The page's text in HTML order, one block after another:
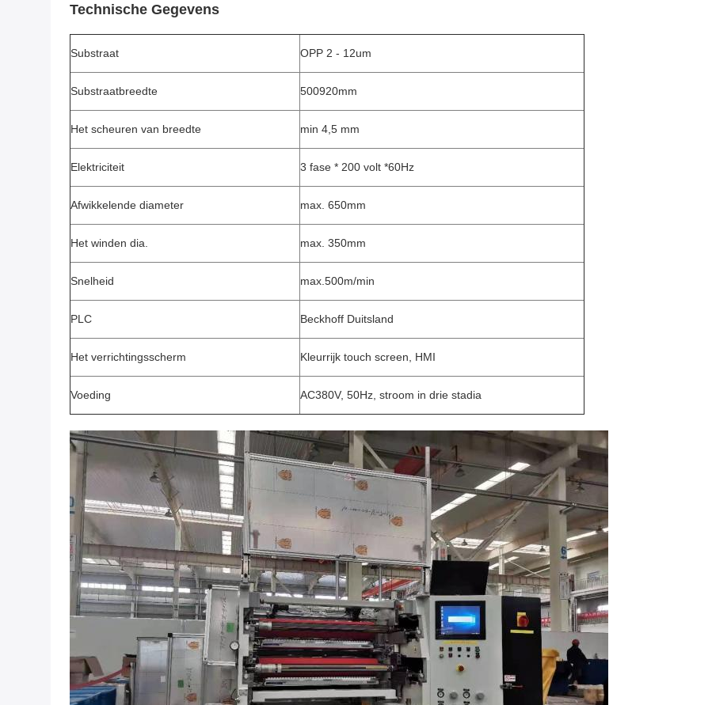
Technische Gegevens
Substraat OPP 2 - 12um
Substraatbreedte 500920mm
Het scheuren van breedte min 4,5 mm
Elektriciteit 3 fase * 200 volt *60Hz
Afwikkelende diameter max. 650mm
Het winden dia. max. 350mm
Snelheid max.500m/min
PLC Beckhoff Duitsland
Het verrichtingsscherm Kleurrijk touch screen, HMI
Voeding AC380V, 50Hz, stroom in drie stadia